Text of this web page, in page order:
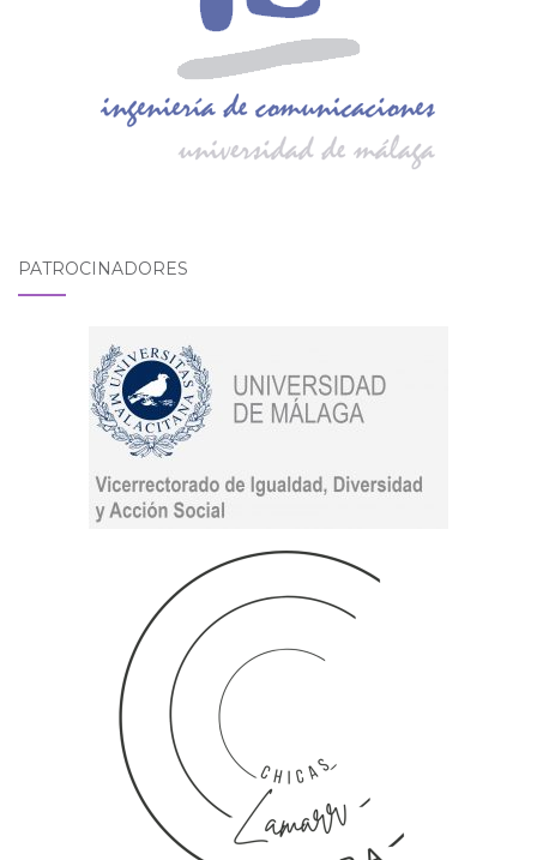
PATROCINADORES